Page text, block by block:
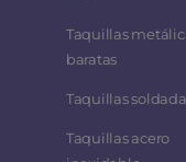
Taquillas
baratas
Taquillas
Taquillas acero